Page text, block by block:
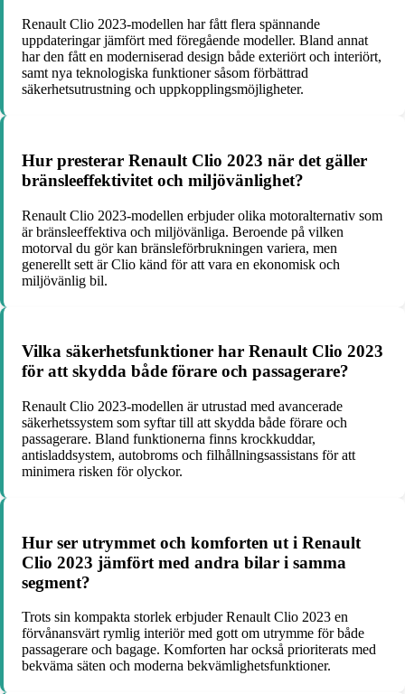
Renault Clio 2023-modellen har fått flera spännande
uppdateringar jämfört med föregående modeller. Bland annat
har den fått en moderniserad design både exteriört och interiört,
samt nya teknologiska funktioner såsom förbättrad
säkerhetsutrustning och uppkopplingsmöjligheter.
Hur presterar Renault Clio 2023 när det gäller
bränsleeffektivitet och miljövänlighet?
Renault Clio 2023-modellen erbjuder olika motoralternativ som
är bränsleeffektiva och miljövänliga. Beroende på vilken
motorval du gör kan bränsleförbrukningen variera, men
generellt sett är Clio känd för att vara en ekonomisk och
miljövänlig bil.
Vilka säkerhetsfunktioner har Renault Clio 2023
för att skydda både förare och passagerare?
Renault Clio 2023-modellen är utrustad med avancerade
säkerhetssystem som syftar till att skydda både förare och
passagerare. Bland funktionerna finns krockkuddar,
antisladdsystem, autobroms och filhållningsassistans för att
minimera risken för olyckor.
Hur ser utrymmet och komforten ut i Renault
Clio 2023 jämfört med andra bilar i samma
segment?
Trots sin kompakta storlek erbjuder Renault Clio 2023 en
förvånansvärt rymlig interiör med gott om utrymme för både
passagerare och bagage. Komforten har också prioriterats med
bekväma säten och moderna bekvämlighetsfunktioner.